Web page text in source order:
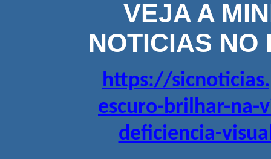
VEJA A
NOTICIAS NO
https://
escuro-brilhar-na-
deficiencia-